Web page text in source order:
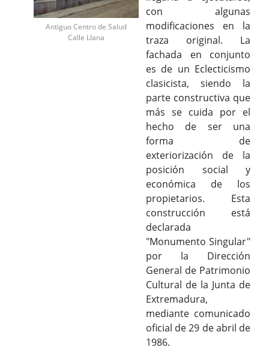
Antiguo Centro de Salud
Calle Llana
con algunas
modificaciones en la
traza original. La
fachada en conjunto
es de un Eclecticismo
clasicista, siendo la
parte constructiva que
más se cuida por el
hecho de ser una
forma de
exteriorización de la
posición social y
económica de los
propietarios. Esta
construcción está
declarada
"Monumento Singular"
por la Dirección
General de Patrimonio
Cultural de la Junta de
Extremadura,
mediante comunicado
oficial de 29 de abril de
1986.